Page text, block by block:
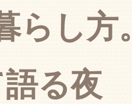
らし方
る夜